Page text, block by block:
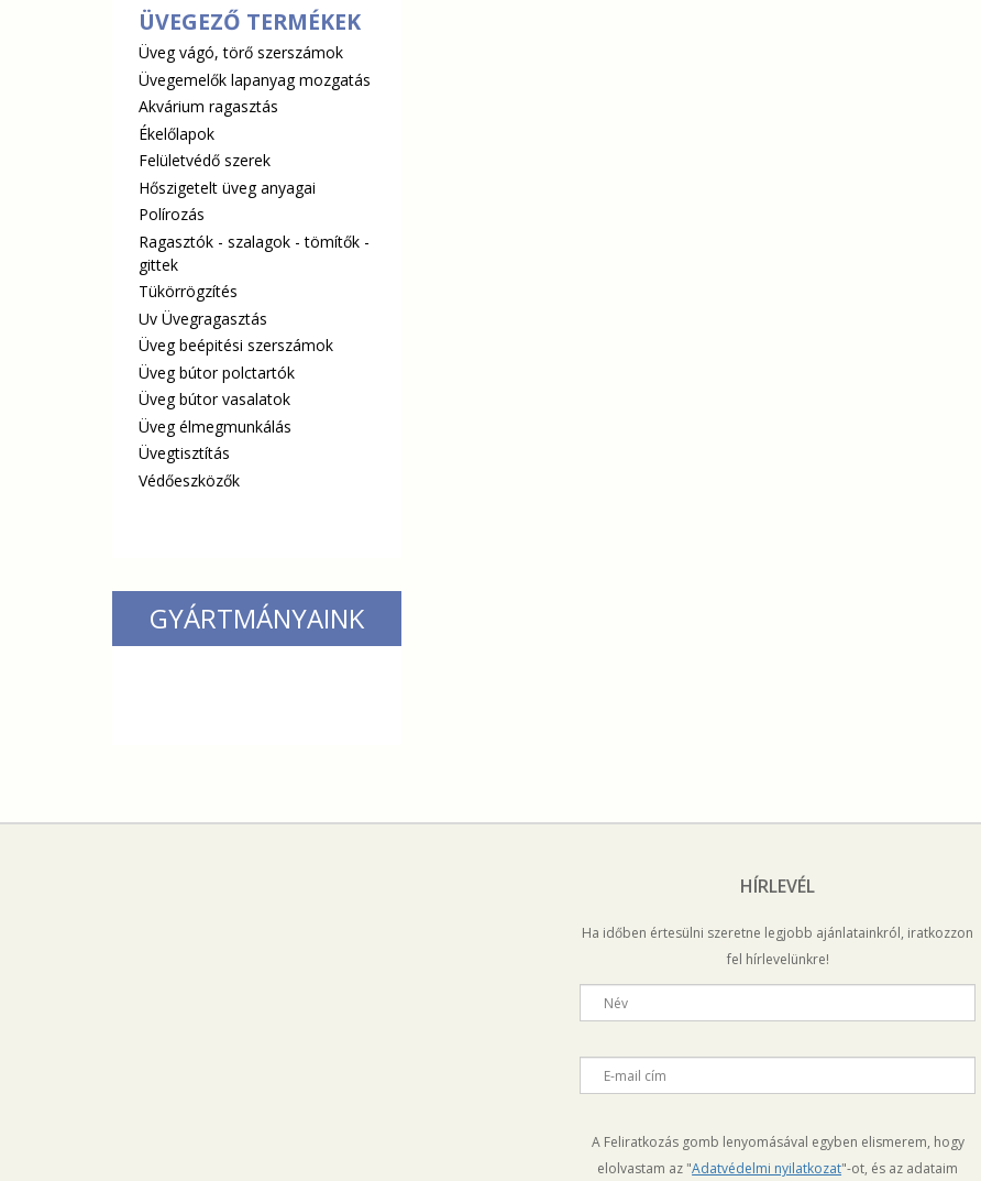
ÜVEGEZŐ TERMÉKEK
Üveg vágó, törő szerszámok
Üvegemelők lapanyag mozgatás
Akvárium ragasztás
Ékelőlapok
Felületvédő szerek
Hőszigetelt üveg anyagai
Polírozás
Ragasztók - szalagok - tömítők -
gittek
Tükörrögzítés
Uv Üvegragasztás
Üveg beépitési szerszámok
Üveg bútor polctartók
Üveg bútor vasalatok
Üveg élmegmunkálás
Üvegtisztítás
Védőeszközők
GYÁRTMÁNYAINK
HÍRLEVÉL
Ha időben értesülni szeretne legjobb ajánlatainkról, iratkozzon
fel hírlevelünkre!
Név
E-mail cím
A Feliratkozás gomb lenyomásával egyben elismerem, hogy
elolvastam az "Adatvédelmi nyilatkozat"-ot, és az adataim